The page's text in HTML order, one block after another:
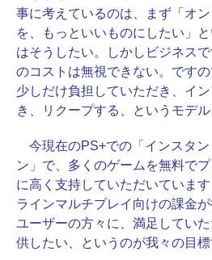
事に考えているのは、まず「オ
を、もっといいものにしたい」
はそうしたい。しかしビジネス
のコストは無視できない。です
少しだけ負担していただき、イ
き、リクープする、というモデル
今現在のPS+での「インスタン
ン」で、多くのゲームを無料で
に高く支持していただいていま
ラインマルチプレイ向けの課金
ユーザーの方々に、満足してい
供したい、というのが我々の目標